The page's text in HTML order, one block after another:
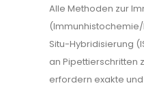
Alle Methoden zur
Situ-Hybridisierung
an Pipettierschritten
erfordern exakte